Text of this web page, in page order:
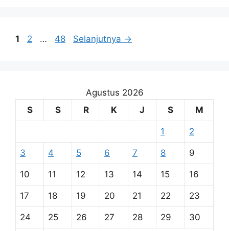
Halaman
1 Halaman
2 … Halaman
48 Selanjutnya →
Agustus 2026
S
S R K J S M
1 2
3 4 5 6 7 8 9
10 11 12 13 14 15 16
17 18 19 20 21 22 23
24 25 26 27 28 29 30